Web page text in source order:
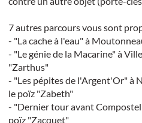
7 autres parcours vous sont
- "La cache à l'eau" à
- "Le génie de la Macarine" à
"Zarthus"
- "Les pépites de l'Argent'Or" à
le poïz "Zabeth"
- "Dernier tour avant
poïz "Zacquet"